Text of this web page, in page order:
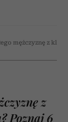
mężczyznę z
z
Poznaj 6